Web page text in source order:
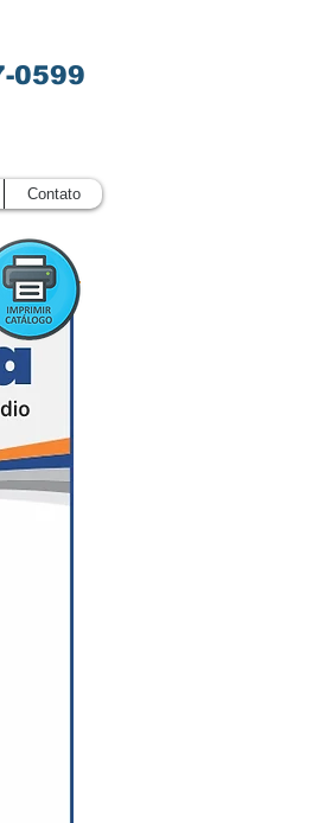
0599
Contato